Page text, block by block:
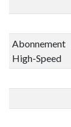
Abonnement
High-Speed